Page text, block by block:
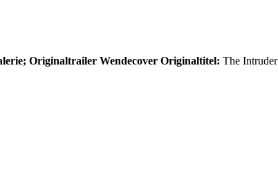
Originaltrailer Wendecover Originaltitel: The Intruder